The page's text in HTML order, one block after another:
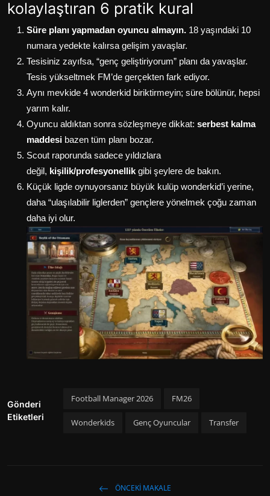
kolaylaştıran 6 pratik kural
Süre planı yapmadan oyuncu almayın. 18 yaşındaki 10
numara yedekte kalırsa gelişim yavaşlar.
Tesisiniz zayıfsa, “genç geliştiriyorum” planı da yavaşlar.
Tesis yükseltmek FM’de gerçekten fark ediyor.
Aynı mevkide 4 wonderkid biriktirmeyin; süre bölünür, hepsi
yarım kalır.
Oyuncu aldıktan sonra sözleşmeye dikkat: serbest kalma
maddesi bazen tüm planı bozar.
Scout raporunda sadece yıldızlara
değil, kişilik/profesyonellik gibi şeylere de bakın.
Küçük ligde oynuyorsanız büyük kulüp wonderkid’i yerine,
daha “ulaşılabilir liglerden” gençlere yönelmek çoğu zaman
daha iyi olur.
Gönderi
Etiketleri
Football Manager 2026 FM26
Wonderkids Genç Oyuncular Transfer
ÖNCEKI MAKALE